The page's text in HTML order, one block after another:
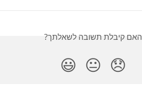
האם קיבלת תשובה לשאלתך?
😞
😐
😃